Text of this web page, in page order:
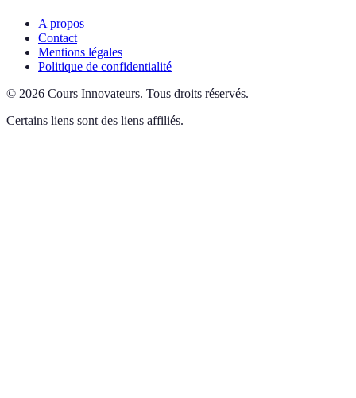
A propos
Contact
Mentions légales
Politique de confidentialité
© 2026 Cours Innovateurs. Tous droits réservés.
Certains liens sont des liens affiliés.